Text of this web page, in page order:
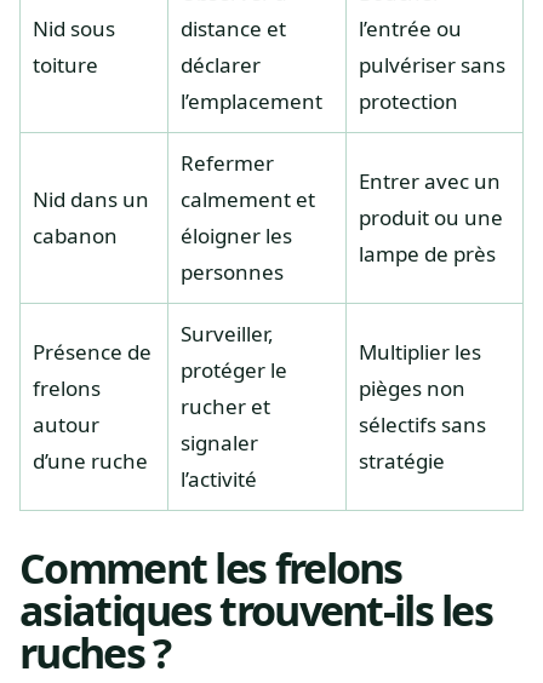
Nid sous
toiture
distance et
déclarer
l’emplacement
l’entrée ou
pulvériser sans
protection
Nid dans un
cabanon
Refermer
calmement et
éloigner les
personnes
Entrer avec un
produit ou une
lampe de près
Présence de
frelons
autour
d’une ruche
Surveiller,
protéger le
rucher et
signaler
l’activité
Multiplier les
pièges non
sélectifs sans
stratégie
Comment les frelons
asiatiques trouvent-ils les
ruches ?